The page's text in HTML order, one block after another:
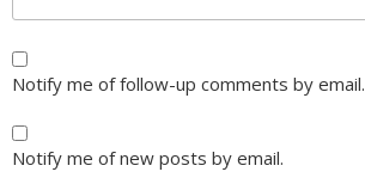
Notify me of follow-up comments by email.
Notify me of new posts by email.